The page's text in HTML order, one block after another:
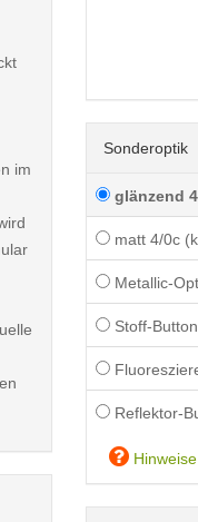
Sonderoptik
glänzend
matt 4/0c
Metallic-
Stoff-
Reflektor-
Hinweise
im